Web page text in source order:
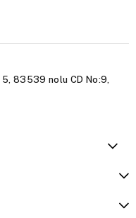
5, 83539 nolu CD No:9,